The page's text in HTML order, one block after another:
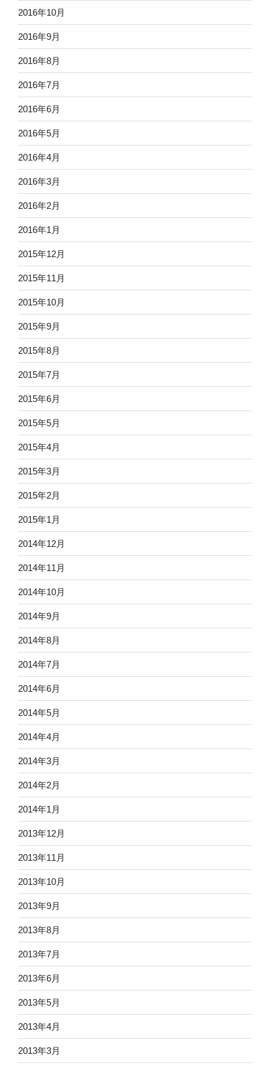
2016年10月
2016年9月
2016年8月
2016年7月
2016年6月
2016年5月
2016年4月
2016年3月
2016年2月
2016年1月
2015年12月
2015年11月
2015年10月
2015年9月
2015年8月
2015年7月
2015年6月
2015年5月
2015年4月
2015年3月
2015年2月
2015年1月
2014年12月
2014年11月
2014年10月
2014年9月
2014年8月
2014年7月
2014年6月
2014年5月
2014年4月
2014年3月
2014年2月
2014年1月
2013年12月
2013年11月
2013年10月
2013年9月
2013年8月
2013年7月
2013年6月
2013年5月
2013年4月
2013年3月